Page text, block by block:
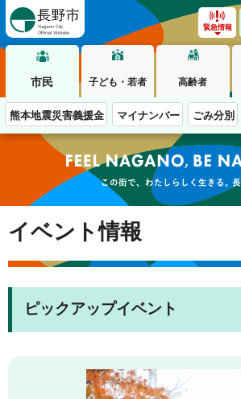
緊急情報
市民 子ども・若者 高齢者
熊本地震災害義援金 マイナンバー ごみ分別
この街で、わたしらしく生きる
イベント情報
ピックアップイベント